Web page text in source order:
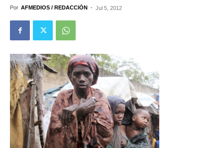
Por AFMEDIOS / REDACCIÓN - Jul 5, 2012